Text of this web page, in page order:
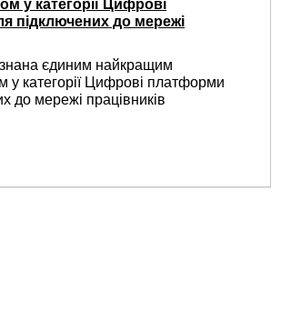
у категорії Цифрові
підключених до мережі
єдиним найкращим
у категорії Цифрові платформи
до мережі працівників